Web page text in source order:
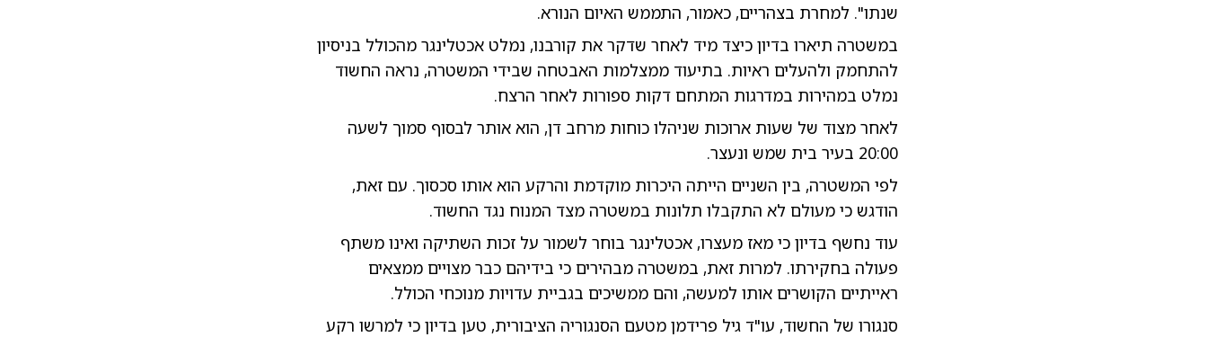
שנתו". למחרת בצהריים, כאמור, התממש האיום הנורא.
במשטרה תיארו בדיון כיצד מיד לאחר שדקר את קורבנו, נמלט אכטלינגר מהכולל בניסיון
להתחמק ולהעלים ראיות. בתיעוד ממצלמות האבטחה שבידי המשטרה, נראה החשוד
נמלט במהירות במדרגות המתחם דקות ספורות לאחר הרצח.
לאחר מצוד של שעות ארוכות שניהלו כוחות מרחב דן, הוא אותר לבסוף סמוך לשעה
20:00 בעיר בית שמש ונעצר.
לפי המשטרה, בין השניים הייתה היכרות מוקדמת והרקע הוא אותו סכסוך. עם זאת,
הודגש כי מעולם לא התקבלו תלונות במשטרה מצד המנוח נגד החשוד.
עוד נחשף בדיון כי מאז מעצרו, אכטלינגר בוחר לשמור על זכות השתיקה ואינו משתף
פעולה בחקירתו. למרות זאת, במשטרה מבהירים כי בידיהם כבר מצויים ממצאים
ראייתיים הקושרים אותו למעשה, והם ממשיכים בגביית עדויות מנוכחי הכולל.
סנגורו של החשוד, עו"ד גיל פרידמן מטעם הסנגוריה הציבורית, טען בדיון כי למרשו רקע